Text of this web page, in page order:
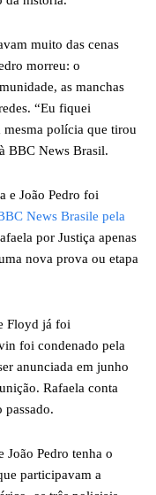
muito das cenas
morreu: o
as manchas
“Eu fiquei
mesma polícia que tirou
BBC News Brasil.
e João Pedro foi
News Brasile pela
por Justiça apenas
nova prova ou etapa
Floyd já foi
foi condenado pela
anunciada em junho
Rafaela conta
passado.
João Pedro tenha o
participavam a